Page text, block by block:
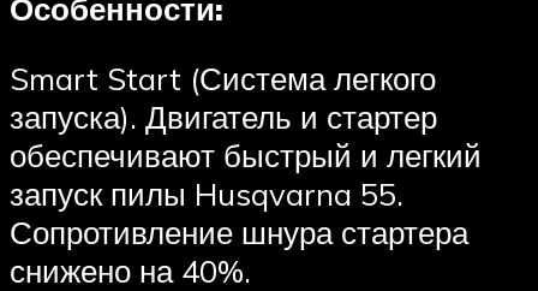
Особенности:
Smart Start (Система легкого
запуска). Двигатель и стартер
обеспечивают быстрый и легкий
запуск пилы Husqvarna 55.
Сопротивление шнура стартера
снижено на 40%.